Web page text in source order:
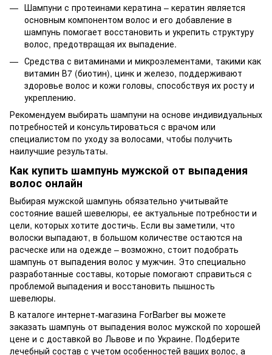
Шампуни с протеинами кератина – кератин является
основным компонентом волос и его добавление в
шампунь помогает восстановить и укрепить структуру
волос, предотвращая их выпадение.
Средства с витаминами и микроэлементами, такими как
витамин В7 (биотин), цинк и железо, поддерживают
здоровье волос и кожи головы, способствуя их росту и
укреплению.
Рекомендуем выбирать шампуни на основе индивидуальных
потребностей и консультироваться с врачом или
специалистом по уходу за волосами, чтобы получить
наилучшие результаты.
Как купить шампунь мужской от выпадения
волос онлайн
Выбирая мужской шампунь обязательно учитывайте
состояние вашей шевелюры, ее актуальные потребности и
цели, которых хотите достичь. Если вы заметили, что
волоски выпадают, в большом количестве остаются на
расческе или на одежде – возможно, стоит подобрать
шампунь от выпадения волос у мужчин. Это специально
разработанные составы, которые помогают справиться с
проблемой выпадения и восстановить пышность
шевелюры.
В каталоге интернет-магазина ForBarber вы можете
заказать шампунь от выпадения волос мужской по хорошей
цене и с доставкой во Львове и по Украине. Подберите
лечебный состав с учетом особенностей ваших волос, а